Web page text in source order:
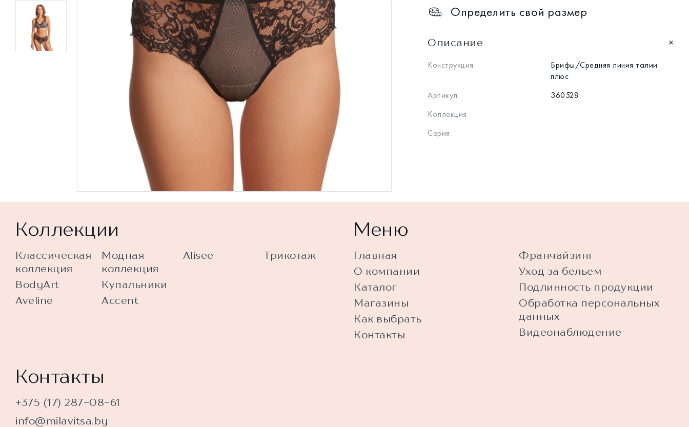
Определить свой размер
Описание
Конструкция
Брифы/Средняя линия талии
плюс
Артикул
360528
Коллекция
Серия
Коллекции
Классическая
коллекция
BodyArt
Aveline
Модная
коллекция
Купальники
Accent
Alisee Трикотаж
Меню
Главная
О компании
Каталог
Магазины
Как выбрать
Контакты
Франчайзинг
Уход за бельем
Подлинность продукции
Обработка персональных
данных
Видеонаблюдение
Контакты
+375 (17) 287-08-61
info@milavitsa.by